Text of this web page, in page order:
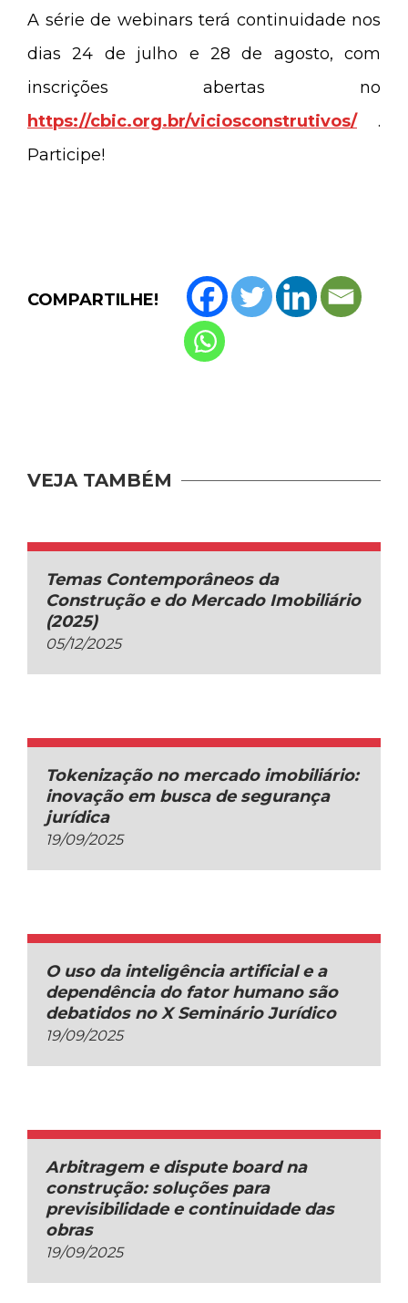
A série de webinars terá continuidade nos
dias 24 de julho e 28 de agosto, com
inscrições abertas no
https://cbic.org.br/viciosconstrutivos/.
Participe!
COMPARTILHE!
VEJA TAMBÉM
Temas Contemporâneos da
Construção e do Mercado Imobiliário
(2025)
05/12/2025
Tokenização no mercado imobiliário:
inovação em busca de segurança
jurídica
19/09/2025
O uso da inteligência artificial e a
dependência do fator humano são
debatidos no X Seminário Jurídico
19/09/2025
Arbitragem e dispute board na
construção: soluções para
previsibilidade e continuidade das
obras
19/09/2025